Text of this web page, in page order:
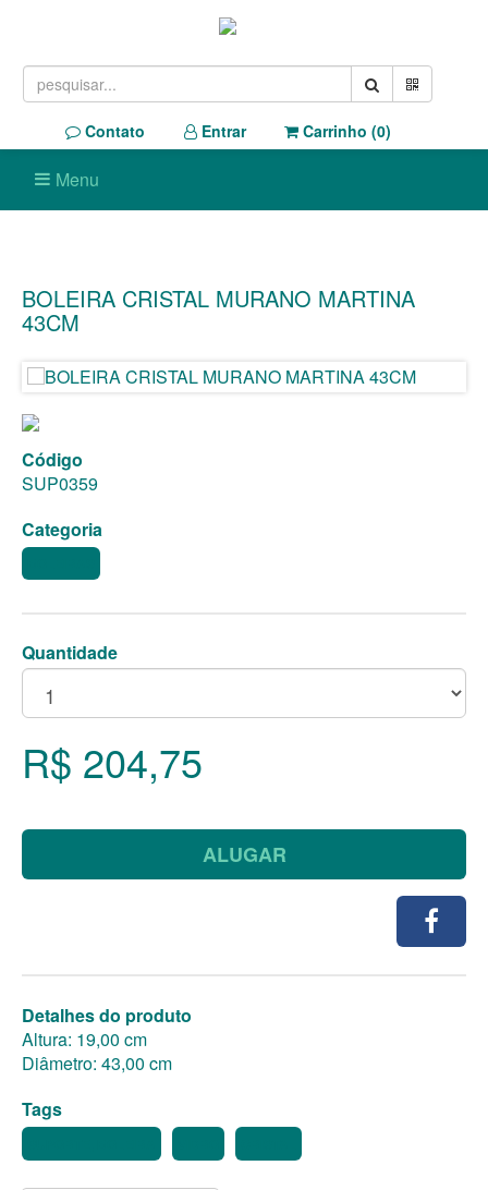
Contato Entrar Carrinho (0)
Menu
BOLEIRA CRISTAL MURANO MARTINA
43CM
Código
SUP0359
Categoria
Quantidade
R$ 204,75
ALUGAR
Detalhes do produto
Altura: 19,00 cm
Diâmetro: 43,00 cm
Tags